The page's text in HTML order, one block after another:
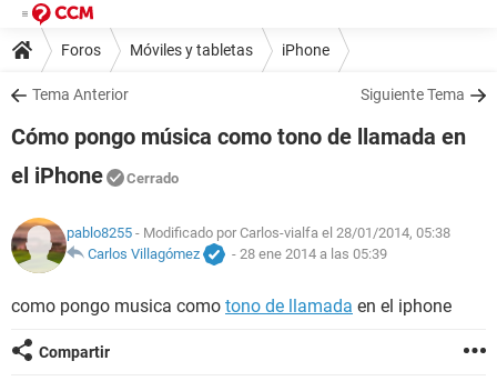
Foros Móviles y tabletas iPhone
Tema Anterior Siguiente Tema
Cómo pongo música como tono de llamada en
el iPhone
Cerrado
pablo8255 - Modificado por Carlos-vialfa el 28/01/2014, 05:38
Carlos Villagómez
- 28 ene 2014 a las 05:39
como pongo musica como tono de llamada en el iphone
Compartir